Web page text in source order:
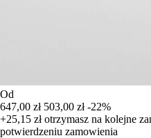
Od
647,00 zł 503,00 zł -22%
+25,15 złotrzymasz na kolejne
potwierdzeniu zamowienia